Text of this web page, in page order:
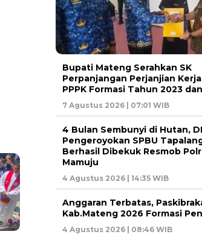
Bupati Mateng Serahkan SK
Perpanjangan Perjanjian Kerja
PPPK Formasi Tahun 2023
7 Agustus 2026 | 07:01 WIB
4 Bulan Sembunyi di Hutan,
Pengeroyokan SPBU
Berhasil Dibekuk Resmob
Mamuju
4 Agustus 2026 | 14:35 WIB
Anggaran Terbatas,
Kab.Mateng 2026 Formasi
4 Agustus 2026 | 08:46 WIB